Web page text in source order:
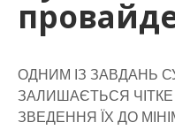
ОДНИМ ІЗ ЗАВДАНЬ
ЗАЛИШАЄТЬСЯ ЧІТКЕ
ЗВЕДЕННЯ ЇХ ДО